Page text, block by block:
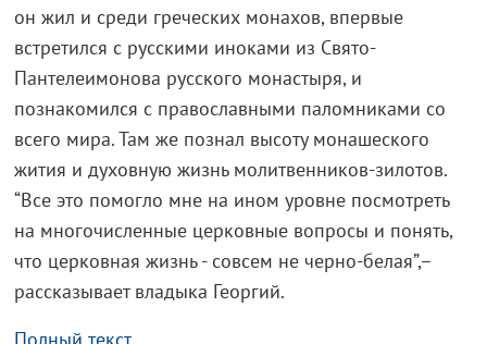
он жил и среди греческих монахов, впервые
встретился с русскими иноками из Свято-
Пантелеимонова русского монастыря, и
познакомился с православными паломниками со
всего мира. Там же познал высоту монашеского
жития и духовную жизнь молитвенников-зилотов.
“Все это помогло мне на ином уровне посмотреть
на многочисленные церковные вопросы и понять,
что церковная жизнь - совсем не черно-белая”,–
рассказывает владыка Георгий.